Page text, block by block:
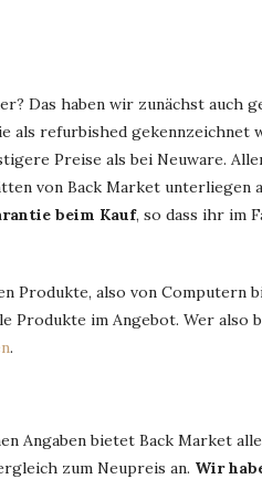
Das haben wir zunächst auch
als refurbished gekennzeichnet
Preise als bei Neuware.
von Back Market unterliegen
beim Kauf, so dass ihr im
Produkte, also von Computern
Produkte im Angebot. Wer also
.
Angaben bietet Back Market alle
zum Neupreis an. Wir